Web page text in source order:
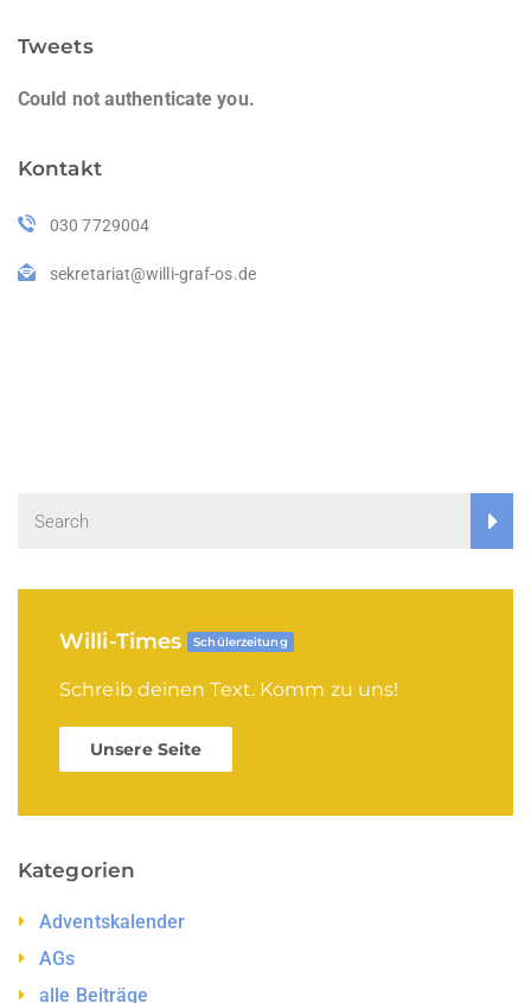
Tweets
Could not authenticate you.
Kontakt
030 7729004
sekretariat@willi-graf-os.de
Willi-Times Schülerzeitung
Schreib deinen Text. Komm zu uns!
Unsere Seite
Kategorien
Adventskalender
AGs
alle Beiträge